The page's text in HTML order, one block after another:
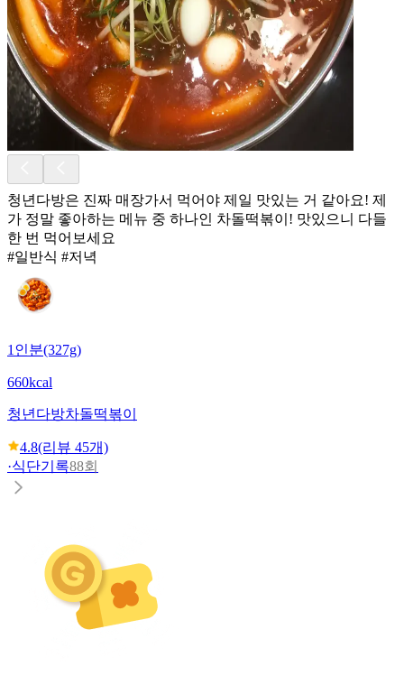
청년다방은 진짜 매장가서 먹어야 제일 맛있는 거 같아요! 제
가 정말 좋아하는 메뉴 중 하나인 차돌떡볶이! 맛있으니 다들
한 번 먹어보세요
#일반식 #저녁
1인분(327g)
660kcal
청년다방차돌떡볶이
4.8(리뷰 45개)
·식단기록88회